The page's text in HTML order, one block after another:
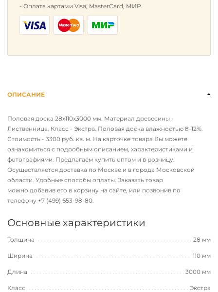
Оплата картами Visa, MasterCard, МИР
ОПИСАНИЕ
Половая доска 28х110х3000 мм. Материал древесины -
Лиственница. Класс - Экстра. Половая доска влажностью 8-12%.
Стоимость - 3300 руб. кв. м. На карточке товара Вы можете
ознакомиться с подробным описанием, характеристиками и
фотографиями. Предлагаем купить оптом и в розницу.
Осуществляется доставка по Москве и в города Московской
области. Удобные способы оплаты. Заказать товар
можно добавив его в корзину на сайте, или позвонив по
телефону +7 (499) 653-98-80
Основные характеристики
Толщина 28 мм
Ширина 110 мм
Длина 3000 мм
Класс Экстра